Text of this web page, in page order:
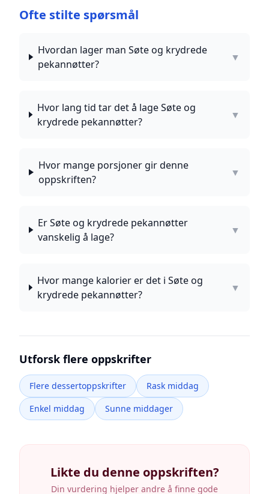
Ofte stilte spørsmål
Hvordan lager man Søte og krydrede
pekannøtter?
▼
Hvor lang tid tar det å lage Søte og
krydrede pekannøtter?
▼
Hvor mange porsjoner gir denne
oppskriften?
▼
Er Søte og krydrede pekannøtter
vanskelig å lage?
▼
Hvor mange kalorier er det i Søte og
krydrede pekannøtter?
▼
Utforsk flere oppskrifter
Flere dessertoppskrifter
Rask middag
Enkel middag
Sunne middager
Likte du denne oppskriften?
Din vurdering hjelper andre å finne gode